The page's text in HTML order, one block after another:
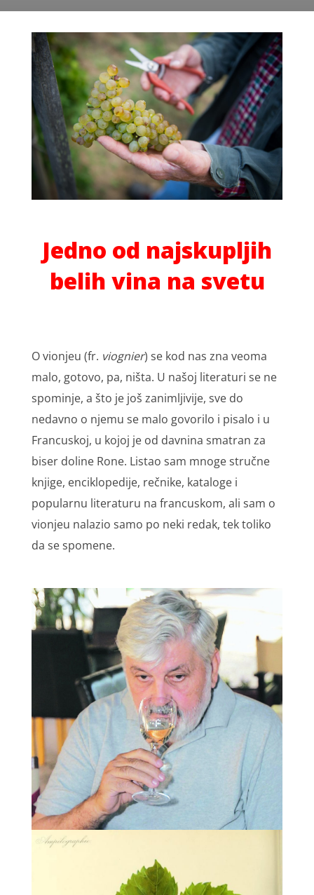
Jedno od najskupljih
belih vina na svetu
O vionjeu (fr. viognier) se kod nas zna veoma
malo, gotovo, pa, ništa. U našoj literaturi se ne
spominje, a što je još zanimljivije, sve do
nedavno o njemu se malo govorilo i pisalo i u
Francuskoj, u kojoj je od davnina smatran za
biser doline Rone. Listao sam mnoge stručne
knjige, enciklopedije, rečnike, kataloge i
popularnu literaturu na francuskom, ali sam o
vionjeu nalazio samo po neki redak, tek toliko
da se spomene.